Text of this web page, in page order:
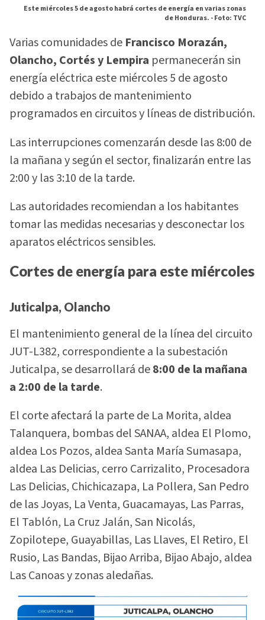
Este miércoles 5 de agosto habrá cortes de energía en varias zonas
de Honduras. -Foto: TVC
Varias comunidades de Francisco Morazán,
Olancho, Cortés y Lempira permanecerán sin
energía eléctrica este miércoles 5 de agosto
debido a trabajos de mantenimiento
programados en circuitos y líneas de distribución.
Las interrupciones comenzarán desde las 8:00 de
la mañana y según el sector, finalizarán entre las
2:00 y las 3:10 de la tarde.
Las autoridades recomiendan a los habitantes
tomar las medidas necesarias y desconectar los
aparatos eléctricos sensibles.
Cortes de energía para este miércoles
Juticalpa, Olancho
El mantenimiento general de la línea del circuito
JUT-L382, correspondiente a la subestación
Juticalpa, se desarrollará de8:00 de la mañana
a 2:00 de la tarde.
El corte afectará la parte de La Morita, aldea
Talanquera, bombas del SANAA, aldea El Plomo,
aldea Los Pozos, aldea Santa María Sumasapa,
aldea Las Delicias, cerro Carrizalito, Procesadora
Las Delicias, Chichicazapa, La Pollera, San Pedro
de las Joyas, La Venta, Guacamayas, Las Parras,
El Tablón, La Cruz Jalán, San Nicolás,
Zopilotepe, Guayabillas, Las Llaves, El Retiro, El
Rusio, Las Bandas, Bijao Arriba, Bijao Abajo, aldea
Las Canoas y zonas aledañas.